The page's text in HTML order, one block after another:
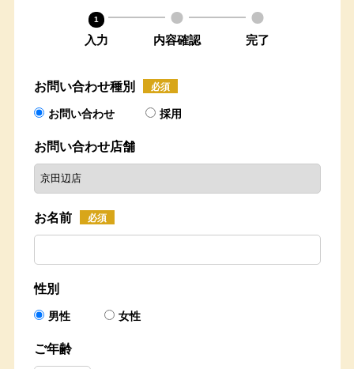
1
入力
2
内容確認
3
完了
お問い合わせ種別 必須
お問い合わせ 採用
お問い合わせ店舗
お名前 必須
性別
男性 女性
ご年齢